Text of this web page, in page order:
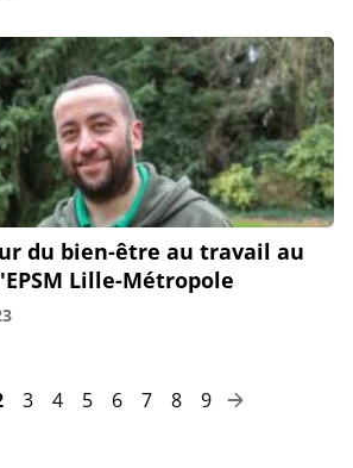
du bien-être au travail au
Lille-Métropole
Page
3 Page
4 Page
5 Page
6 Page
7 Page
8 Page
9